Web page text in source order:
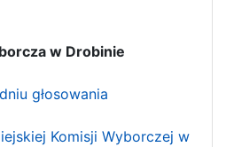
w Drobinie
głosowania
Komisji Wyborczej w